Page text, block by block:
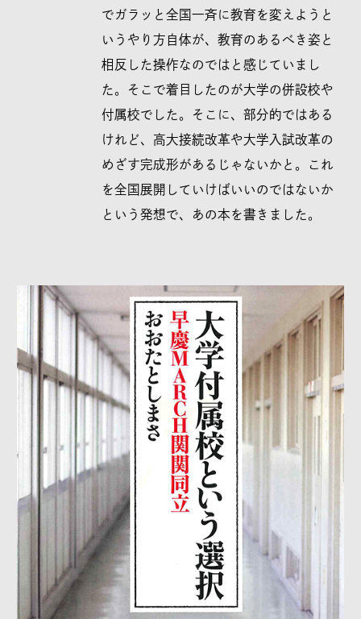
でガラッと全国一斉に教育を変えようと
いうやり方自体が、教育のあるべき姿と
相反した操作なのではと感じていまし
た。そこで着目したのが大学の併設校や
付属校でした。そこに、部分的ではある
けれど、高大接続改革や大学入試改革の
めざす完成形があるじゃないかと。これ
を全国展開していけばいいのではないか
という発想で、あの本を書きました。